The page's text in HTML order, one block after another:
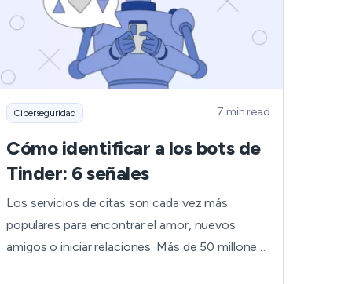
sensibles no queden expuestos, hemos
preparado un artículo sobre cómo protegerte
tras una violación masiva de datos como la de
AT&T y cómo evitar incidentes similares en el
Ciberseguridad 7 min read
Cómo identificar a los bots de
Tinder: 6 señales
Los servicios de citas son cada vez más
populares para encontrar el amor, nuevos
amigos o iniciar relaciones. Más de 50 millones